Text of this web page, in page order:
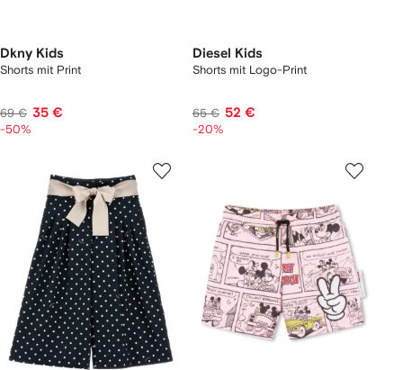
Dkny Kids
Shorts mit Print
69 € 35 €
-50%
Diesel Kids
Shorts mit Logo-Print
65 € 52 €
-20%